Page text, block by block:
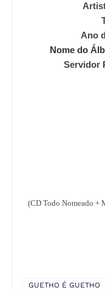
Ano
Nome do
Servidor
(CD Todo Nomeado +
GUETHO É GUETHO